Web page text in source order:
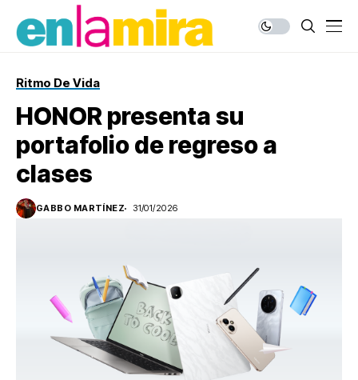
Ritmo De Vida
HONOR presenta su
portafolio de regreso a
clases
GABBO MARTÍNEZ 31/01/2026